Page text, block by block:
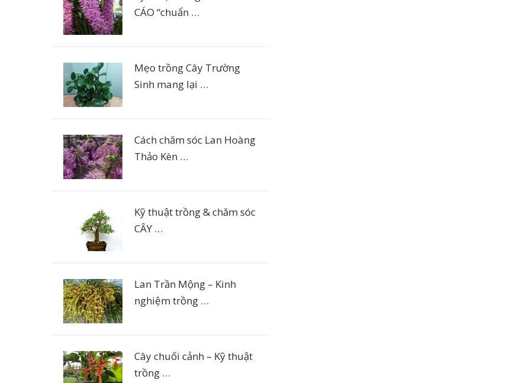
CÁO “chuẩn …
Mẹo trồng Cây Trường
Sinh mang lại …
Cách chăm sóc Lan Hoàng
Thảo Kèn …
Kỹ thuật trồng & chăm sóc
CÂY …
Lan Trần Mộng – Kinh
nghiệm trồng …
Cây chuối cảnh – Kỹ thuật
trồng …